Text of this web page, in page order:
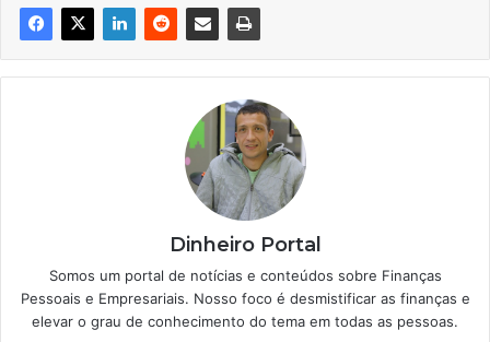
Dinheiro Portal
Somos um portal de notícias e conteúdos sobre Finanças
Pessoais e Empresariais. Nosso foco é desmistificar as finanças e
elevar o grau de conhecimento do tema em todas as pessoas.